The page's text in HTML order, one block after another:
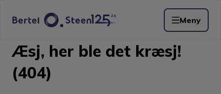
Meny
Æsj, her ble det kræsj!
(404)